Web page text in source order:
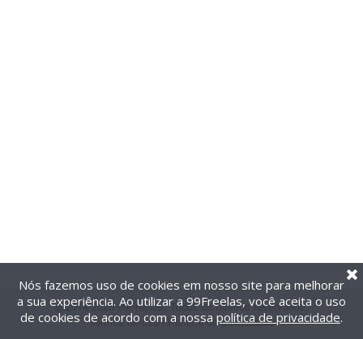
@2014-2026 99Freelas. Todos os direitos reservados.
Termos de uso| Política de privacidade
Nós fazemos uso de cookies em nosso site para melhorar
a sua experiência. Ao utilizar a 99Freelas, você aceita o uso
de cookies de acordo com a nossa política de privacidade.